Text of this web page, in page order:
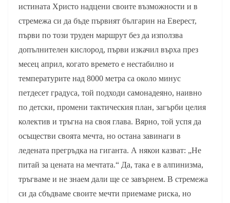
истината Христо надцени своите възможности и в
стремежа си да бъде първият българин на Еверест,
първи по този труден маршрут без да използва
допълнителен кислород, първи изкачил върха през
месец април, когато времето е нестабилно и
температурите над 8000 метра са около минус
петдесет градуса, той подходи самонадеяно, наивно
по детски, промени тактическия план, загърби целия
колектив и тръгна на своя глава. Вярно, той успя да
осъществи своята мечта, но остана завинаги в
ледената прегръдка на гиганта. А някои казват: „Не
питай за цената на мечтата.“ Да, така е в алпинизма,
тръгваме и не знаем дали ще се завърнем. В стремежа
си да сбъдваме своите мечти приемаме риска, но